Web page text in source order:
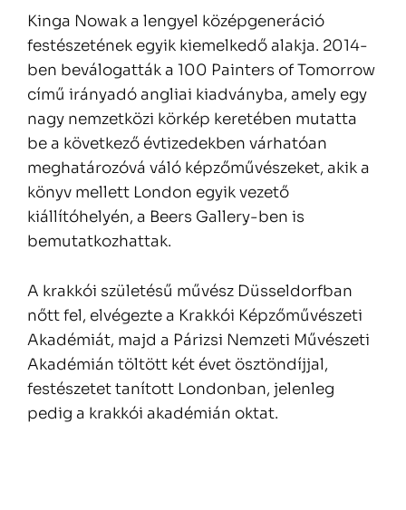
Kinga Nowak a lengyel középgeneráció
festészetének egyik kiemelkedő alakja. 2014-
ben beválogatták a 100 Painters of Tomorrow
című irányadó angliai kiadványba, amely egy
nagy nemzetközi körkép keretében mutatta
be a következő évtizedekben várhatóan
meghatározóvá váló képzőművészeket, akik a
könyv mellett London egyik vezető
kiállítóhelyén, a Beers Gallery-ben is
bemutatkozhattak.
A krakkói születésű művész Düsseldorfban
nőtt fel, elvégezte a Krakkói Képzőművészeti
Akadémiát, majd a Párizsi Nemzeti Művészeti
Akadémián töltött két évet ösztöndíjjal,
festészetet tanított Londonban, jelenleg
pedig a krakkói akadémián oktat.